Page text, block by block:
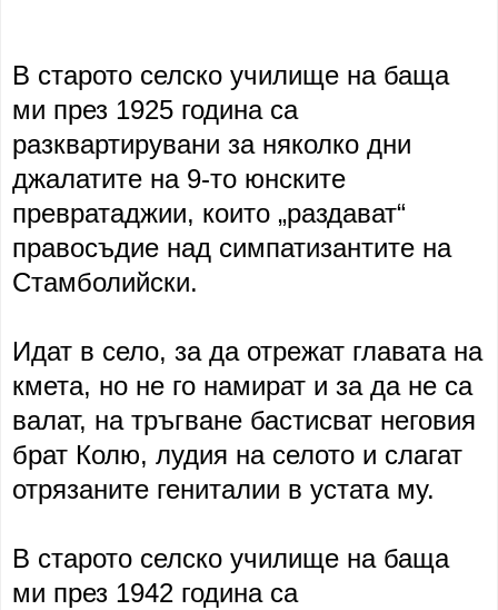
В старото селско училище на баща
ми през 1925 година са
разквартирувани за няколко дни
джалатите на 9-то юнските
превратаджии, които „раздават“
правосъдие над симпатизантите на
Стамболийски.
Идат в село, за да отрежат главата на
кмета, но не го намират и за да не са
валат, на тръгване бастисват неговия
брат Колю, лудия на селото и слагат
отрязаните гениталии в устата му.
В старото селско училище на баща
ми през 1942 година са